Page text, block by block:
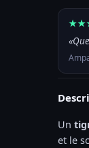
Un
et le